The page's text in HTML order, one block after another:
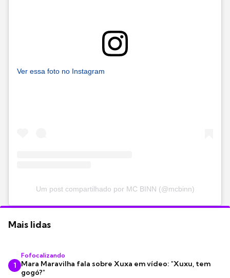
Ver essa foto no Instagram
Um post compartilhado por MC BINN (@mcbinn)
Mais lidas
1
Fofocalizando
Mara Maravilha fala sobre Xuxa em vídeo: "Xuxu, tem
gogó?"